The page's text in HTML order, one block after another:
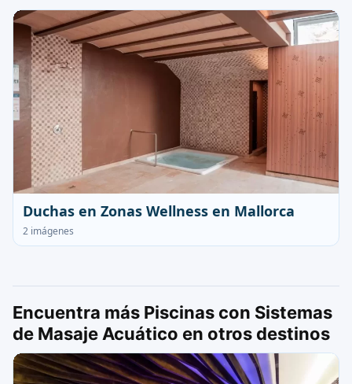
Duchas en Zonas Wellness en Mallorca
2 imágenes
Encuentra más Piscinas con Sistemas
de Masaje Acuático en otros destinos